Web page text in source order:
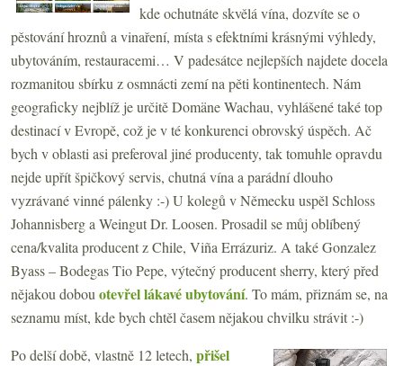
kde ochutnáte skvělá vína, dozvíte se o
pěstování hroznů a vinaření, místa s efektními krásnými výhledy,
ubytováním, restauracemi… V padesátce nejlepších najdete docela
rozmanitou sbírku z osmnácti zemí na pěti kontinentech. Nám
geograficky nejblíž je určitě Domäne Wachau, vyhlášené také top
destinací v Evropě, což je v té konkurenci obrovský úspěch. Ač
bych v oblasti asi preferoval jiné producenty, tak tomuhle opravdu
nejde upřít špičkový servis, chutná vína a parádní dlouho
vyzrávané vinné pálenky :-) U kolegů v Německu uspěl Schloss
Johannisberg a Weingut Dr. Loosen. Prosadil se můj oblíbený
cena/kvalita producent z Chile, Viña Errázuriz. A také Gonzalez
Byass – Bodegas Tio Pepe, výtečný producent sherry, který před
nějakou dobou otevřel lákavé ubytování. To mám, přiznám se, na
seznamu míst, kde bych chtěl časem nějakou chvilku strávit :-)
Po delší době, vlastně 12 letech, přišel